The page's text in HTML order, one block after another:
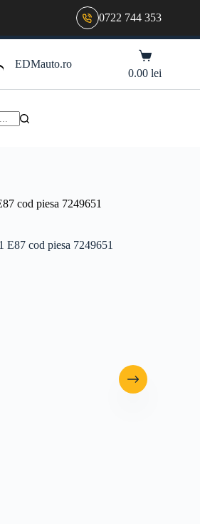
0722 744 353
EDMauto.ro
Coș
de
cumpărături
0.00lei
cod piesa 7249651